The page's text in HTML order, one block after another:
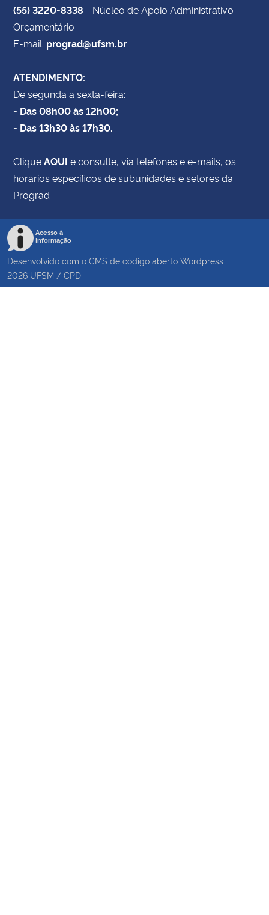
(55) 3220-8338 - Núcleo de Apoio Administrativo-
Orçamentário
E-mail: prograd@ufsm.br
ATENDIMENTO:
De segunda a sexta-feira:
- Das 08h00 às 12h00;
- Das 13h30 às 17h30.
CliqueAQUI e consulte, via telefones e e-mails, os
horários específicos de subunidades e setores da
Prograd
Acesso à
Informação
Desenvolvido com o CMS de código aberto Wordpress
2026 UFSM / CPD